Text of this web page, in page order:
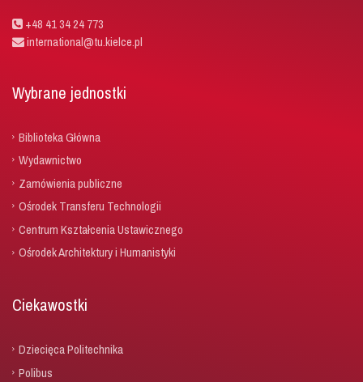
+48 41 34 24 773
international@tu.kielce.pl
Wybrane jednostki
Biblioteka Główna
Wydawnictwo
Zamówienia publiczne
Ośrodek Transferu Technologii
Centrum Kształcenia Ustawicznego
Ośrodek Architektury i Humanistyki
Ciekawostki
Dziecięca Politechnika
Polibus